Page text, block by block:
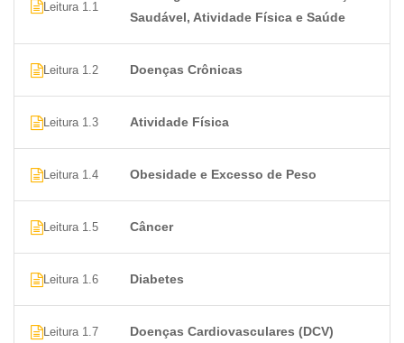
Leitura 1.1
Saudável, Atividade Física e Saúde
Leitura 1.2 Doenças Crônicas
Leitura 1.3 Atividade Física
Leitura 1.4 Obesidade e Excesso de Peso
Leitura 1.5 Câncer
Leitura 1.6 Diabetes
Leitura 1.7 Doenças Cardiovasculares (DCV)